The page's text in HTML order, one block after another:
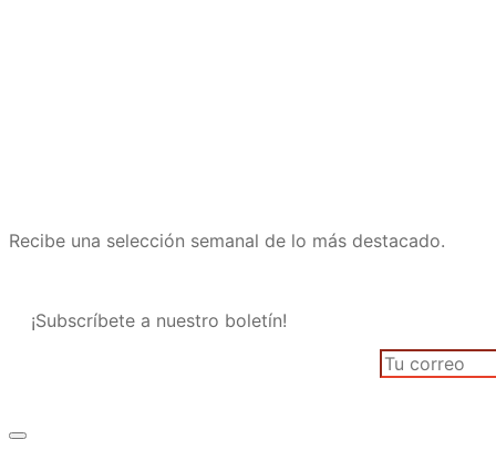
Recibe una selección semanal de lo más destacado.
¡Subscríbete a nuestro boletín!